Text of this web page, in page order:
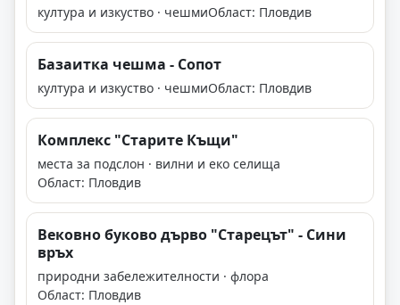
култура и изкуство · чешмиОбласт: Пловдив
Базаитка чешма - Сопот
култура и изкуство · чешмиОбласт: Пловдив
Комплекс "Старите Къщи"
места за подслон · вилни и еко селища
Област: Пловдив
Вековно буково дърво "Старецът" - Сини
връх
природни забележителности · флора
Област: Пловдив